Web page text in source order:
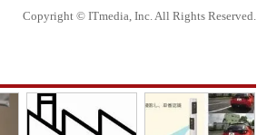
Copyright © ITmedia, Inc. All Rights Reserved.